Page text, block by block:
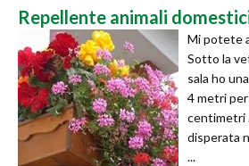
Repellente animali
Mi potete
Sotto la
sala ho
4 metri
centimetri
disperata
...